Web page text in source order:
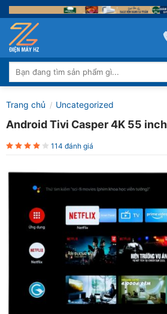
Skip
to
content
Tìm
kiếm:
Trang chủ / Uncategorized
Android Tivi Casper 4K 55
114 đánh giá